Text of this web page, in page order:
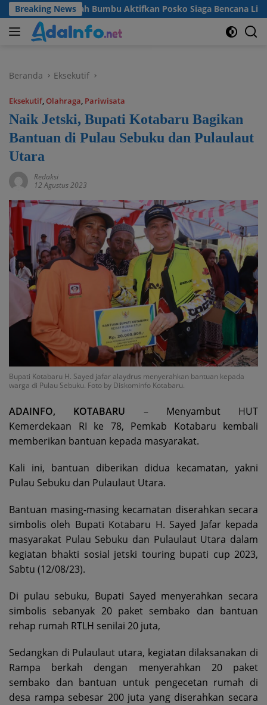
Langsung
ke
konten
Breaking News
Tanah Bumbu Aktifkan Posko Siaga Bencana Lintas Sektor
Beranda Eksekutif
Eksekutif, Olahraga, Pariwisata
Naik Jetski, Bupati Kotabaru Bagikan
Bantuan di Pulau Sebuku dan Pulaulaut
Utara
Redaksi
12 Agustus 2023
Bupati Kotabaru H. Sayed jafar alaydrus menyerahkan bantuan kepada
warga di Pulau Sebuku. Foto by Diskominfo Kotabaru.
ADAINFO, KOTABARU – Menyambut HUT
Kemerdekaan RI ke 78, Pemkab Kotabaru kembali
memberikan bantuan kepada masyarakat.
Kali ini, bantuan diberikan didua kecamatan, yakni
Pulau Sebuku dan Pulaulaut Utara.
Bantuan masing-masing kecamatan diserahkan secara
simbolis oleh Bupati Kotabaru H. Sayed Jafar kepada
masyarakat Pulau Sebuku dan Pulaulaut Utara dalam
kegiatan bhakti sosial jetski touring bupati cup 2023,
Sabtu (12/08/23).
Di pulau sebuku, Bupati Sayed menyerahkan secara
simbolis sebanyak 20 paket sembako dan bantuan
rehap rumah RTLH senilai 20 juta,
Sedangkan di Pulaulaut utara, kegiatan dilaksanakan di
Rampa berkah dengan menyerahkan 20 paket
sembako dan bantuan untuk pengecetan rumah di
desa rampa sebesar 200 juta yang diserahkan secara